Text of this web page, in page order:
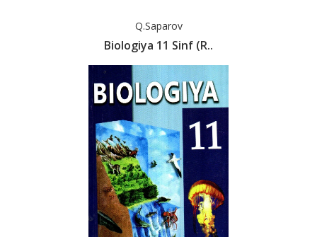
Q.Saparov
Biologiya 11 Sinf (r..